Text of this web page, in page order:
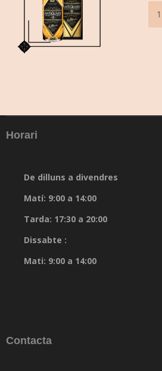
Horari
De dilluns a divendres
Matí: 9:00 a 14:00
Tarda: 17:30 a 20:00
Dissabte :
Mati: 9:00 a 14:00
Contacta